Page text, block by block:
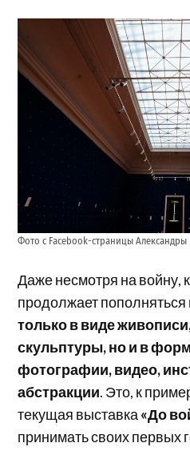
Фото с Facebook-страницы Александры
Даже несмотря на войну,
продолжает
только в виде
скульптуры, но и в
фотографии, видео,
абстракции. Это, к
текущая выставка«До
принимать своих первых